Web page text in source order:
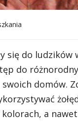
się do ludzików
do
domów.
a